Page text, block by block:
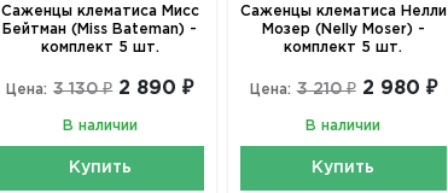
Саженцы клематиса Мисс
Бейтман (Miss Bateman) -
комплект 5 шт.
Цена: 3 130 ₽ 2 890 ₽
В наличии
Купить
Саженцы клематиса Нелли
Мозер (Nelly Moser) -
комплект 5 шт.
Цена: 3 210 ₽ 2 980 ₽
В наличии
Купить